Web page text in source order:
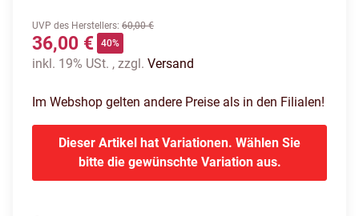
UVP des Herstellers: 60,00 €
36,00 € 40%
inkl. 19% USt. , zzgl. Versand
Im Webshop gelten andere Preise als in den Filialen!
Dieser Artikel hat Variationen. Wählen Sie
bitte die gewünschte Variation aus.